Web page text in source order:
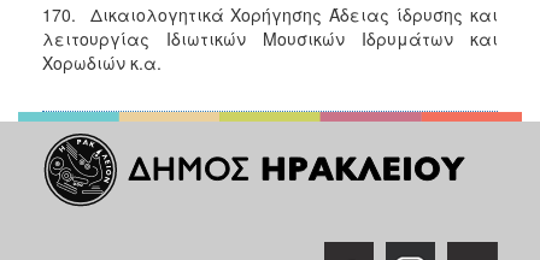
170. Δικαιολογητικά Χορήγησης Άδειας ίδρυσης και
λειτουργίας Ιδιωτικών Μουσικών Ιδρυμάτων και
Χορωδιών κ.α.